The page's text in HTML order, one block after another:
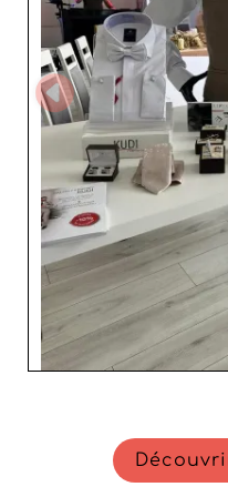
également à ses
rodée et un service
compter sur des
pour faire face à toute
l'excellence, associé à
fait de KUDI GROUP un
son activité avec succès. Opter pour KUDI GROUP, c'est
choisir un grossiste qui
performance, apportant
indéniable à toute
dans le secteur de la